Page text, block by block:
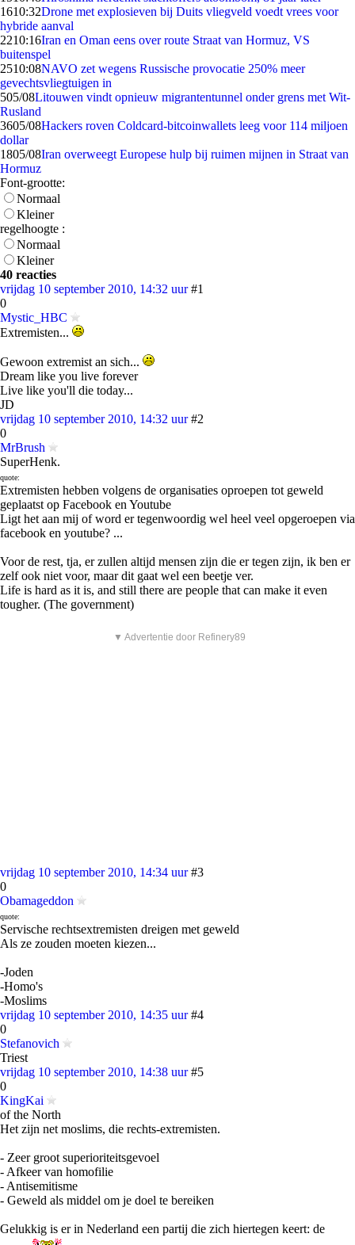
1610:32Drone met explosieven bij Duits vliegveld voedt vrees voor
hybride aanval
2210:16Iran en Oman eens over route Straat van Hormuz, VS
buitenspel
2510:08NAVO zet wegens Russische provocatie 250% meer
gevechtsvliegtuigen in
505/08Litouwen vindt opnieuw migrantentunnel onder grens met Wit-
Rusland
3605/08Hackers roven Coldcard-bitcoinwallets leeg voor 114 miljoen
dollar
1805/08Iran overweegt Europese hulp bij ruimen mijnen in Straat van
Hormuz
Font-grootte:
Normaal
Kleiner
regelhoogte :
Normaal
Kleiner
40 reacties
vrijdag 10 september 2010, 14:32 uur #1
0
Mystic_HBC
Extremisten...
Gewoon extremist an sich...
Dream like you live forever
Live like you'll die today...
JD
vrijdag 10 september 2010, 14:32 uur #2
0
MrBrush
SuperHenk.
quote:
Extremisten hebben volgens de organisaties oproepen tot geweld
geplaatst op Facebook en Youtube
Ligt het aan mij of word er tegenwoordig wel heel veel opgeroepen via
facebook en youtube? ...
Voor de rest, tja, er zullen altijd mensen zijn die er tegen zijn, ik ben er
zelf ook niet voor, maar dit gaat wel een beetje ver.
Life is hard as it is, and still there are people that can make it even
tougher. (The government)
▼ Advertentie door Refinery89
vrijdag 10 september 2010, 14:34 uur #3
0
Obamageddon
quote:
Servische rechtsextremisten dreigen met geweld
Als ze zouden moeten kiezen...
-Joden
-Homo's
-Moslims
vrijdag 10 september 2010, 14:35 uur #4
0
Stefanovich
Triest
vrijdag 10 september 2010, 14:38 uur #5
0
KingKai
of the North
Het zijn net moslims, die rechts-extremisten.
- Zeer groot superioriteitsgevoel
- Afkeer van homofilie
- Antisemitisme
- Geweld als middel om je doel te bereiken
Gelukkig is er in Nederland een partij die zich hiertegen keert: de